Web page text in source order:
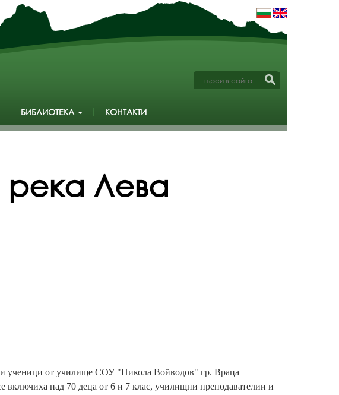
БИБЛИОТЕКА КОНТАКТИ
река Лева
ученици от училище СОУ "Никола Войводов" гр. Враца
включиха над 70 деца от 6 и 7 клас, училищни преподавателии и